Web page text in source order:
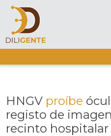
Skip
content
HNGV proíbe
registo de
recinto hospitalar